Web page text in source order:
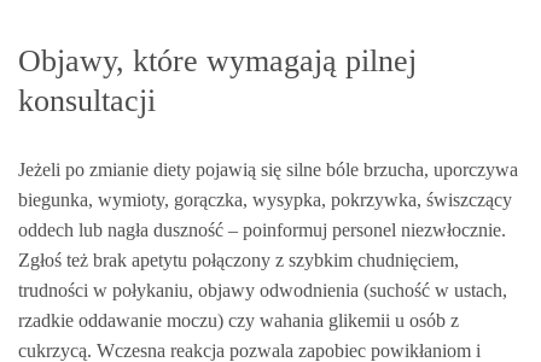
Objawy, które wymagają pilnej
konsultacji
Jeżeli po zmianie diety pojawią się silne bóle brzucha, uporczywa
biegunka, wymioty, gorączka, wysypka, pokrzywka, świszczący
oddech lub nagła duszność – poinformuj personel niezwłocznie.
Zgłoś też brak apetytu połączony z szybkim chudnięciem,
trudności w połykaniu, objawy odwodnienia (suchość w ustach,
rzadkie oddawanie moczu) czy wahania glikemii u osób z
cukrzycą. Wczesna reakcja pozwala zapobiec powikłaniom i